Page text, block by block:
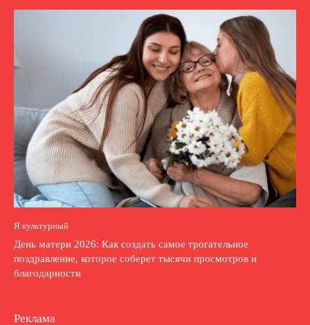
Я культурный
День матери 2026: Как создать самое трогательное
поздравление, которое соберет тысячи просмотров и
благодарности
Реклама